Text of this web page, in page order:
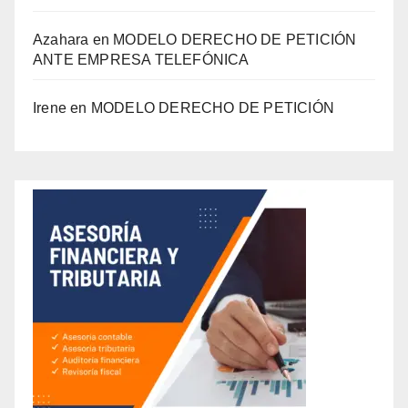
Azahara en MODELO DERECHO DE PETICIÓN
ANTE EMPRESA TELEFÓNICA
Irene en MODELO DERECHO DE PETICIÓN